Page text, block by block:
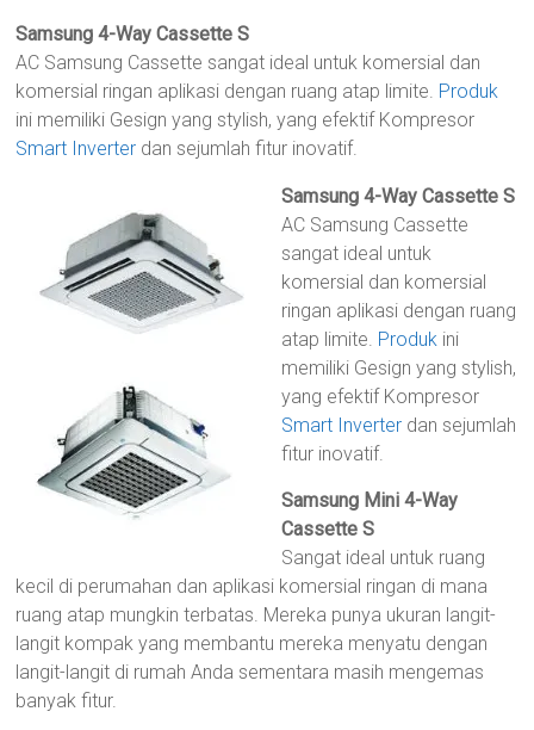
Samsung 4-Way Cassette S
AC Samsung Cassette sangat ideal untuk komersial dan
komersial ringan aplikasi dengan ruang atap limite. Produk
ini memiliki Gesign yang stylish, yang efektif Kompresor
Smart Inverter dan sejumlah fitur inovatif.
Samsung 4-Way Cassette S
AC Samsung Cassette
sangat ideal untuk
komersial dan komersial
ringan aplikasi dengan ruang
atap limite. Produk ini
memiliki Gesign yang stylish,
yang efektif Kompresor
Smart Inverter dan sejumlah
fitur inovatif.
Samsung Mini 4-Way
Cassette S
Sangat ideal untuk ruang
kecil di perumahan dan aplikasi komersial ringan di mana
ruang atap mungkin terbatas. Mereka punya ukuran langit-
langit kompak yang membantu mereka menyatu dengan
langit-langit di rumah Anda sementara masih mengemas
banyak fitur.